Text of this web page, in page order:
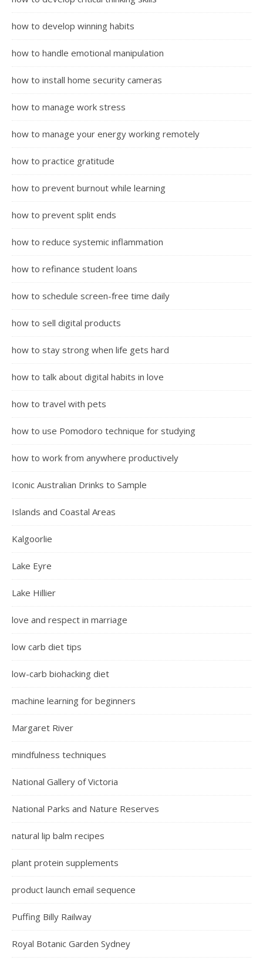
how to develop winning habits
how to handle emotional manipulation
how to install home security cameras
how to manage work stress
how to manage your energy working remotely
how to practice gratitude
how to prevent burnout while learning
how to prevent split ends
how to reduce systemic inflammation
how to refinance student loans
how to schedule screen-free time daily
how to sell digital products
how to stay strong when life gets hard
how to talk about digital habits in love
how to travel with pets
how to use Pomodoro technique for studying
how to work from anywhere productively
Iconic Australian Drinks to Sample
Islands and Coastal Areas
Kalgoorlie
Lake Eyre
Lake Hillier
love and respect in marriage
low carb diet tips
low-carb biohacking diet
machine learning for beginners
Margaret River
mindfulness techniques
National Gallery of Victoria
National Parks and Nature Reserves
natural lip balm recipes
plant protein supplements
product launch email sequence
Puffing Billy Railway
Royal Botanic Garden Sydney